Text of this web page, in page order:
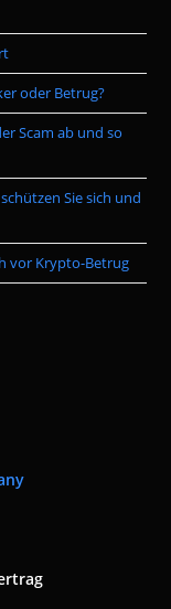
the
oder Betrug?
Scam ab und so
Sie sich und
vor Krypto-Betrug